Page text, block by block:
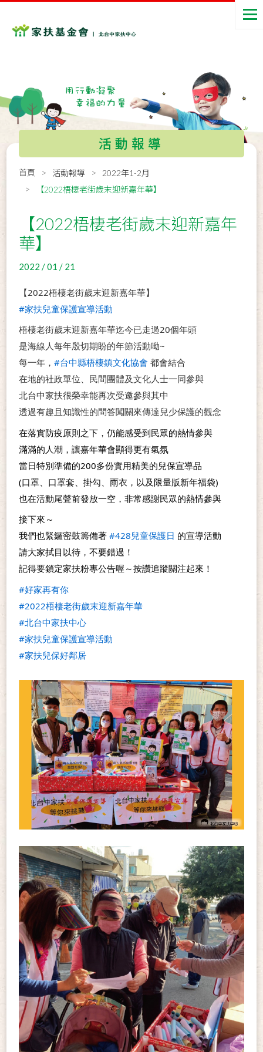
活動報導
首頁 活動報導
2022年1-2月
【2022梧棲老街歲末迎新嘉年華】
【2022梧棲老街歲末迎新嘉年
華】
2022 / 01 / 21
【2022梧棲老街歲末迎新嘉年華】
#家扶兒童保護宣導活動
梧棲老街歲末迎新嘉年華迄今已走過20個年頭
是海線人每年殷切期盼的年節活動呦~
每一年，#台中縣梧棲鎮文化協會 都會結合
在地的社政單位、民間團體及文化人士一同參與
北台中家扶很榮幸能再次受邀參與其中
透過有趣且知識性的問答闖關來傳達兒少保護的觀念
在落實防疫原則之下，仍能感受到民眾的熱情參與
滿滿的人潮，讓嘉年華會顯得更有氣氛
當日特別準備的200多份實用精美的兒保宣導品
(口罩、口罩套、掛勾、雨衣，以及限量版新年福袋)
也在活動尾聲前發放一空，非常感謝民眾的熱情參與
接下來～
我們也緊鑼密鼓籌備著 #428兒童保護日 的宣導活動
請大家拭目以待，不要錯過！
記得要鎖定家扶粉專公告喔～按讚追蹤關注起來！
#好家再有你
#2022梧棲老街歲末迎新嘉年華
#北台中家扶中心
#家扶兒童保護宣導活動
#家扶兒保好鄰居